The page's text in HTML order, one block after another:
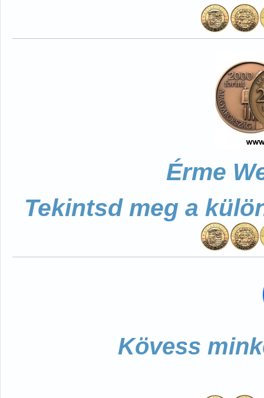
Érme
Tekintsd meg a
Kövess